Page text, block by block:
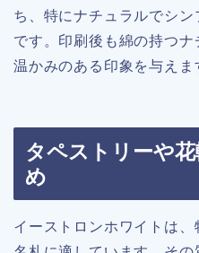
ち、特にナチュラルでシン
です。印刷後も綿の持つナ
温かみのある印象を与えま
タペストリーや
め
イーストロンホワイトは